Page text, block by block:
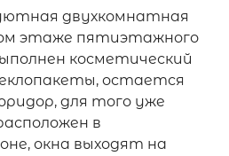
двухкомнатная
этаже пятиэтажного
косметический
остается
для того уже
в
окна выходят на